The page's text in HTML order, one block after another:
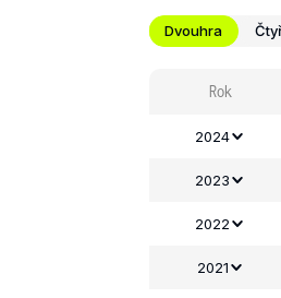
Dvouhra
Rok
2024
2023
2022
2021